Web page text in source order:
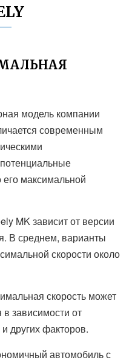
модель компании
современным
его максимальной
MK зависит от версии
В среднем, варианты
скорости около
скорость может
в зависимости от
других факторов.
автомобиль с